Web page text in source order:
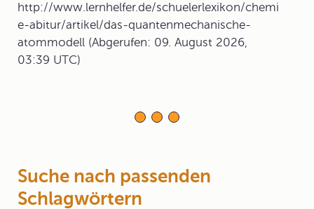
http://www.lernhelfer.de/schuelerlexikon/chemi
e-abitur/artikel/das-quantenmechanische-
atommodell (Abgerufen: 09. August 2026,
03:39 UTC)
Suche nach passenden
Schlagwörtern